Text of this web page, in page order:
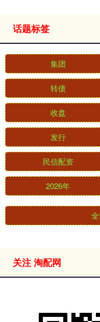
话题标签
集团
转债
收盘
发行
民信配资
2026年
关注 淘配网